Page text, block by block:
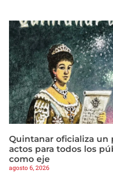
Quintanar oficializa un
actos para todos los
como eje
agosto 6, 2026